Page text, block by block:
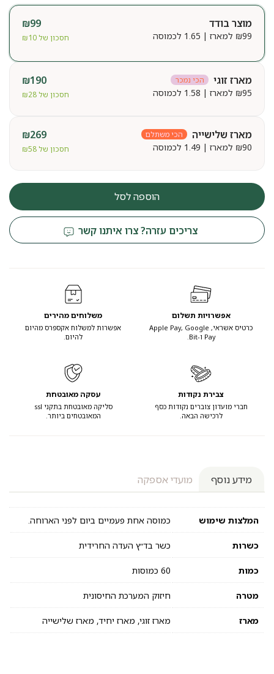
מוצר בודד ₪99
₪99 למארז | 1.65 לכמוסה חסכון של ₪10
מארז זוגי הכי נמכר ₪190
₪95 למארז | 1.58 לכמוסה חסכון של ₪28
מארז שלישייה הכי משתלם ₪269
₪90 למארז | 1.49 לכמוסה חסכון של ₪58
הוספה לסל
צריכים עזרה? צרו איתנו קשר
מידע נוסף מועדי אספקה
המלצות שימוש כמוסה אחת פעמיים ביום לפני הארוחה.
כשרות כשר בד״ץ העדה החרידית
כמות 60 כמוסות
מטרה חיזוק המערכת החיסונית
מארז מארז זוגי, מארז יחיד, מארז שלישייה
אפשרויות תשלום
כרטיס אשראי, Apple Pay, Google
Pay ו-Bit.
משלוחים מהירים
אפשרות למשלוח אקספרס מהיום
להיום.
צבירת נקודות
חברי מועדון צוברים נקודות כסף
לרכישה הבאה.
עסקה מאובטחת
סליקה מאובטחת בתקני ssl
המאובטחים ביותר.